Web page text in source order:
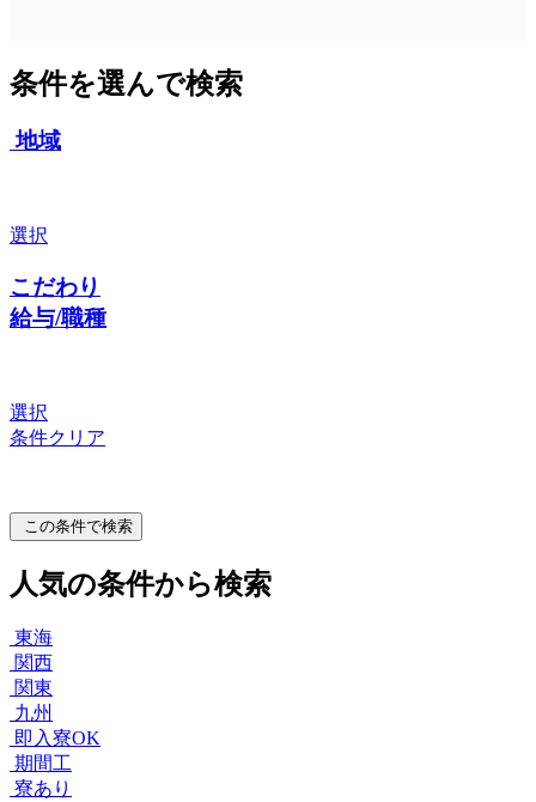
条件を選んで検索
地域
選択
こだわり
給与/職種
選択
条件クリア
この条件で検索
人気の条件から検索
東海
関西
関東
九州
即入寮OK
期間工
寮あり